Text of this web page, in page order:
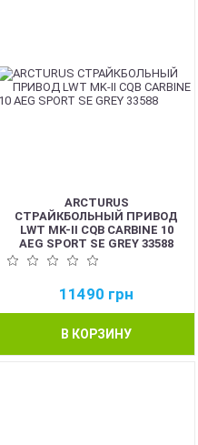
ARCTURUS
СТРАЙКБОЛЬНЫЙ ПРИВОД
LWT MK-II CQB CARBINE 10
AEG SPORT SE GREY 33588
11490 грн
В КОРЗИНУ